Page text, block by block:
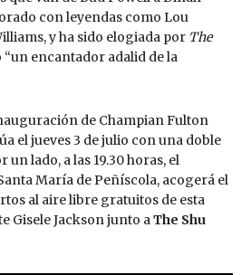
con leyendas como Lou
y ha sido elogiada por The
encantador adalid de la
de Champian Fulton
el jueves 3 de julio con una doble
un lado, a las 19.30 horas, el
María de Peñíscola, acogerá el
al aire libre gratuitos de esta
Gisele Jackson junto aThe Shu